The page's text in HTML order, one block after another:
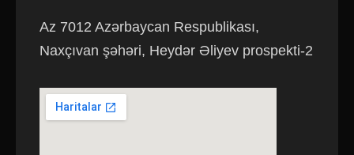
Az 7012 Azərbaycan Respublikası,
Naxçıvan şəhəri, Heydər Əliyev prospekti-2